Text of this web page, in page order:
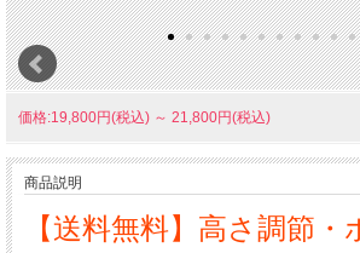
価格:19,800円(税込) ～ 21,800円(税込)
商品説明
【送料無料】高さ調節・